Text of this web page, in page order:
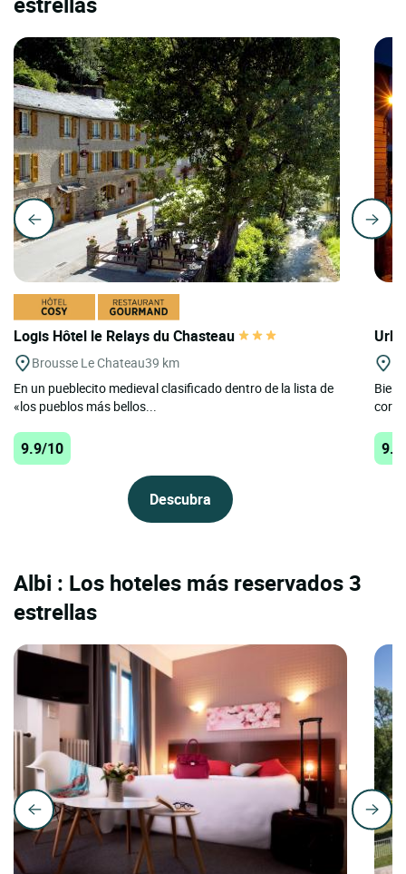
Logis Hôtel le Relays du Chasteau
Brousse Le Chateau39 km
En un pueblecito medieval clasificado dentro de la lista de
«los pueblos más bellos...
9.9/10
Descubra
Albi : Los hoteles más reservados 3
estrellas